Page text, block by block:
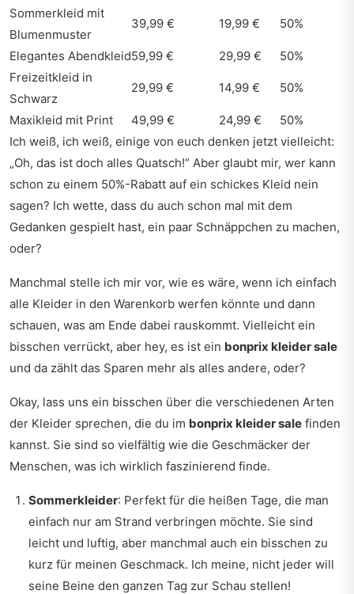
Sommerkleid mit
Blumenmuster
39,99 € 19,99 € 50%
Elegantes Abendkleid59,99 € 29,99 €
50%
Freizeitkleid in
Schwarz
29,99 € 14,99 € 50%
Maxikleid mit Print 49,99 € 24,99 €
50%
Ich weiß, ich weiß, einige von euch denken jetzt vielleicht:
„Oh, das ist doch alles Quatsch!“ Aber glaubt mir, wer kann
schon zu einem 50%-Rabatt auf ein schickes Kleid nein
sagen? Ich wette, dass du auch schon mal mit dem
Gedanken gespielt hast, ein paar Schnäppchen zu machen,
oder?
Manchmal stelle ich mir vor, wie es wäre, wenn ich einfach
alle Kleider in den Warenkorb werfen könnte und dann
schauen, was am Ende dabei rauskommt. Vielleicht ein
bisschen verrückt, aber hey, es ist ein bonprix kleider sale
und da zählt das Sparen mehr als alles andere, oder?
Okay, lass uns ein bisschen über die verschiedenen Arten
der Kleider sprechen, die du im bonprix kleider sale finden
kannst. Sie sind so vielfältig wie die Geschmäcker der
Menschen, was ich wirklich faszinierend finde.
Sommerkleider: Perfekt für die heißen Tage, die man
einfach nur am Strand verbringen möchte. Sie sind
leicht und luftig, aber manchmal auch ein bisschen zu
kurz für meinen Geschmack. Ich meine, nicht jeder will
seine Beine den ganzen Tag zur Schau stellen!